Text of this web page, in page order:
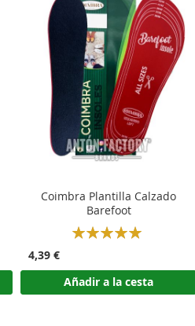
Coimbra Plantilla Calzado
Barefoot
Rating:
4,39 €
Añadir a la cesta